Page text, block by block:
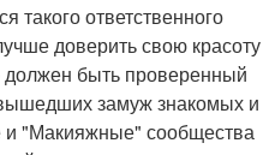
такого ответственного
доверить свою красоту
быть проверенный
замуж знакомых и
и "Макияжные" сообщества